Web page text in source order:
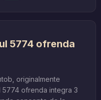
5774 ofrenda
originalmente
5774 ofrenda integra 3